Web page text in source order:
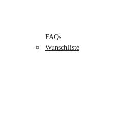
FAQs
Wunschliste